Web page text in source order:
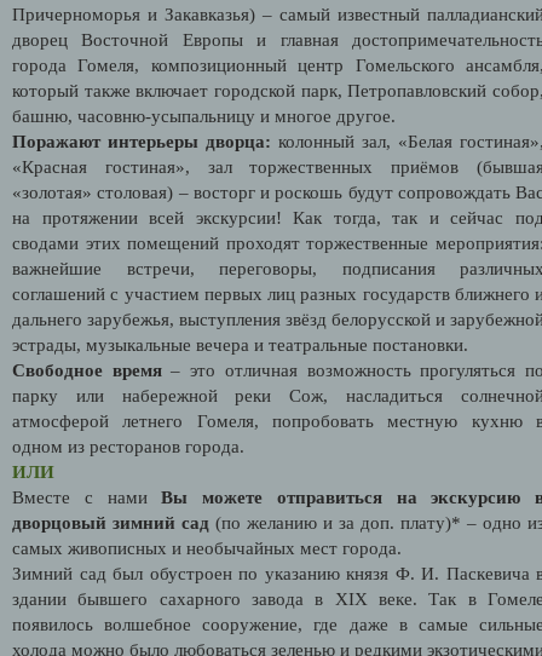
Причерноморья и Закавказья) – самый известный
дворец Восточной Европы и главная
города Гомеля, композиционный центр Гомельского
который также включает городской парк, Петропавловский
башню, часовню-усыпальницу и многое другое.
Поражают интерьеры дворца: колонный зал, «Белая
«Красная гостиная», зал торжественных приёмов
«золотая» столовая) – восторг и роскошь будут сопровождать
на протяжении всей экскурсии! Как тогда, так и сейчас
сводами этих помещений проходят торжественные
важнейшие встречи, переговоры, подписания
соглашений с участием первых лиц разных государств ближнего
дальнего зарубежья, выступления звёзд белорусской и
эстрады, музыкальные вечера и театральные постановки.
Свободное время– это отличная возможность прогуляться
парку или набережной реки Сож, насладиться
атмосферой летнего Гомеля, попробовать местную кухню
одном из ресторанов города.
ИЛИ
Вместе с намиВы можете отправиться на экскурсию
дворцовый зимний сад (по желанию и за доп. плату)* – одно
самых живописных и необычайных мест города.
Зимний сад был обустроен по указанию князя Ф. И. Паскевича
здании бывшего сахарного завода в XIX веке. Так в
появилось волшебное сооружение, где даже в самые
холода можно было любоваться зеленью и редкими